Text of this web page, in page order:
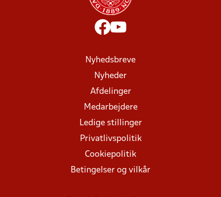
Nyhedsbreve
Nyheder
Afdelinger
Medarbejdere
Ledige stillinger
Privatlivspolitik
Cookiepolitik
Betingelser og vilkår